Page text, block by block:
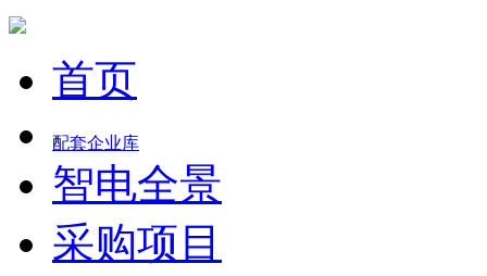
首页
配套企业库
智电全景
采购项目